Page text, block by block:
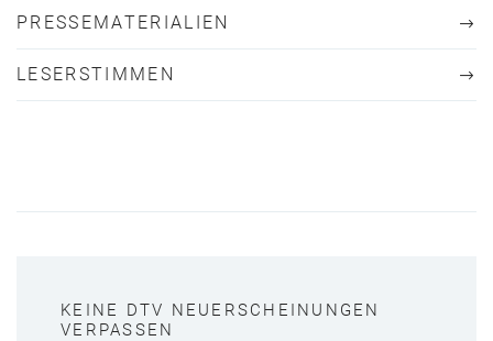
PRESSEMATERIALIEN
LESERSTIMMEN
KEINE DTV NEUERSCHEINUNGEN
VERPASSEN